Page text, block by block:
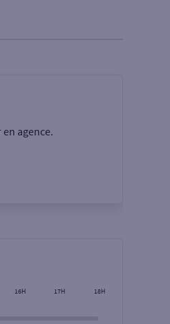
agence.
16H 17H 18H